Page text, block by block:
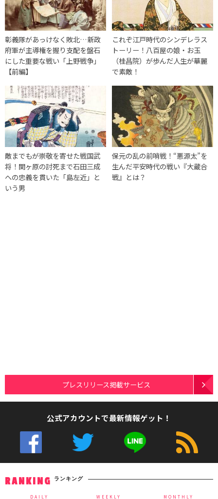
彰義隊があっけなく敗北…新政
府軍が主導権を握り支配を盤石
にした重要な戦い「上野戦争」
【前編】
これぞ江戸時代のシンデレラス
トーリー！八百屋の娘・お玉
（桂昌院）が歩んだ人生が華麗
で素敵！
敵までもが崇敬を寄せた戦国武
将！関ヶ原の討死まで石田三成
への忠義を貫いた「島左近」と
いう男
保元の乱の前哨戦！“悪源太”を
生んだ平安時代の戦い『大蔵合
戦』とは？
プレスリリース掲載サービス
公式アカウントで最新情報ゲット！
RANKING ランキング
DAILY WEEKLY MONTHLY